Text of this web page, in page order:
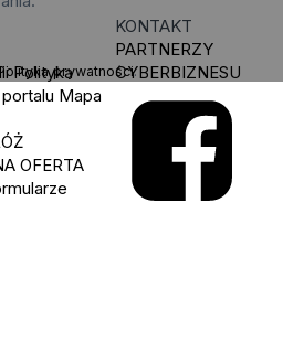
prywatności.
Polityka
Mapa
OFERTA
KONTAKT
PARTNERZY
CYBERBIZNESU